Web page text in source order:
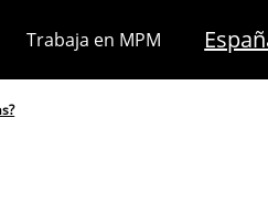
Trabaja en MPM